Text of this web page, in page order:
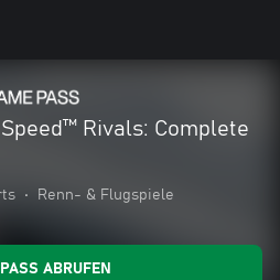
Rivals: Complete
• Renn- & Flugspiele
ABRUFEN